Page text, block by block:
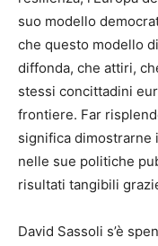
suo modello
che questo modello
diffonda, che attiri,
stessi concittadini
frontiere. Far
significa dimostrarne
nelle sue politiche
risultati tangibili
David Sassoli s’è